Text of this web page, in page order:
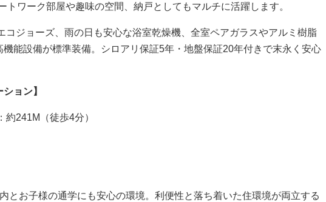
トワーク部屋や趣味の空間、納戸としてもマルチに活躍します。
コジョーズ、雨の日も安心な浴室乾燥機、全室ペアガラスやアルミ樹脂
能設備が標準装備。シロアリ保証5年・地盤保証20年付きで末永く安心
ョン】
241M（徒歩4分）
とお子様の通学にも安心の環境。利便性と落ち着いた住環境が両立する